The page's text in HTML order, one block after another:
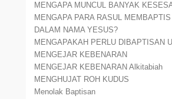
MENGAPA MUNCUL BANYAK
MENGAPA PARA RASUL
DALAM NAMA YESUS?
MENGAPAKAH PERLU DIBAPTISAN
MENGEJAR KEBENARAN
MENGEJAR KEBENARAN Alkitabiah
MENGHUJAT ROH KUDUS
Menolak Baptisan